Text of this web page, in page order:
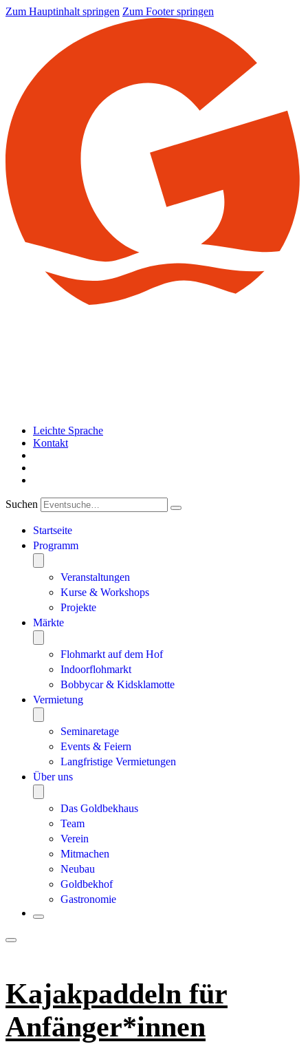
Zum Hauptinhalt springen Zum Footer springen
Leichte Sprache
Kontakt
Suchen
Startseite
Programm
Veranstaltungen
Kurse & Workshops
Projekte
Märkte
Flohmarkt auf dem Hof
Indoorflohmarkt
Bobbycar & Kidsklamotte
Vermietung
Seminaretage
Events & Feiern
Langfristige Vermietungen
Über uns
Das Goldbekhaus
Team
Verein
Mitmachen
Neubau
Goldbekhof
Gastronomie
Kajakpaddeln für
Anfänger*innen